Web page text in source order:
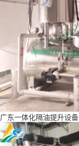
广东一体化隔油提升设备